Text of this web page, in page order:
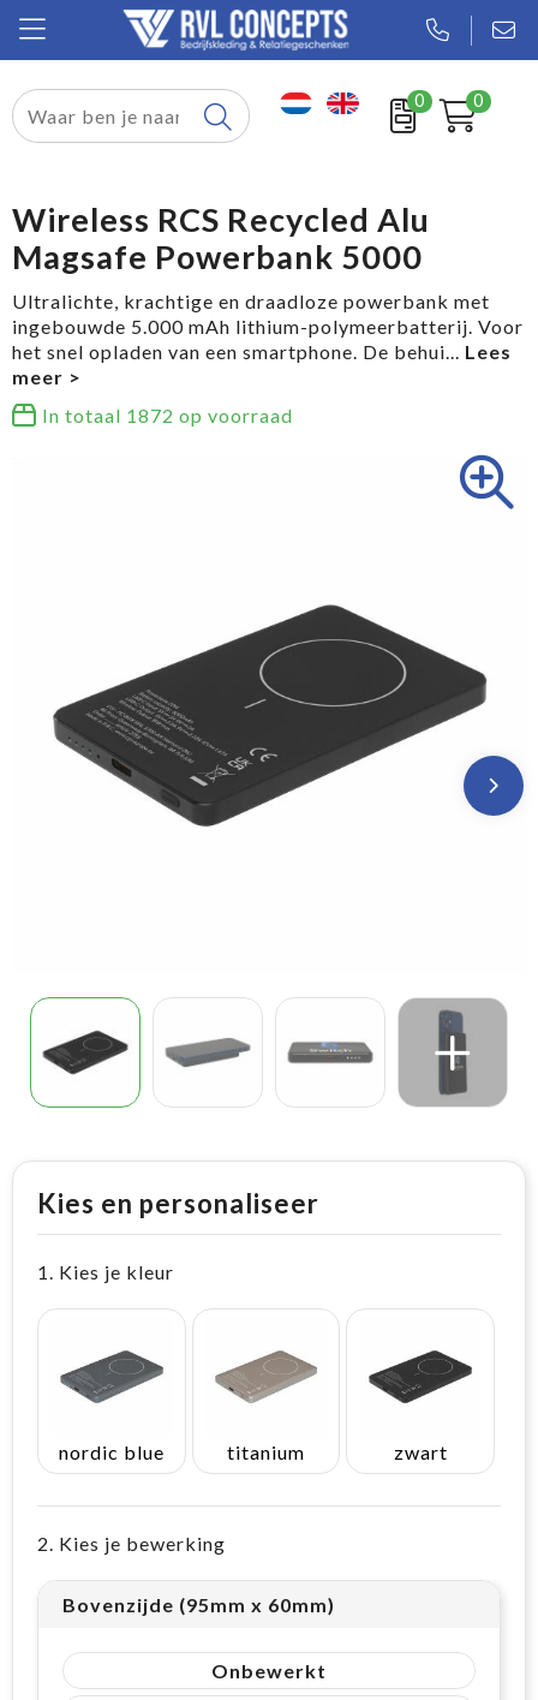
0 0
Relatiegeschenken
Tassen
Sport
Werkkleding
Wireless RCS Recycled Alu
Magsafe Powerbank 5000
Ultralichte, krachtige en draadloze powerbank met
ingebouwde 5.000 mAh lithium-polymeerbatterij. Voor
het snel opladen van een smartphone. De behui...
In totaal 1872 op voorraad
Kies en personaliseer
1. Kies je kleur
nordic blue titanium zwart
2. Kies je bewerking
Bovenzijde (95mm x 60mm)
Onbewerkt